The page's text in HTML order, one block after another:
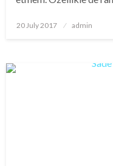
Posted
20 July 2017 admin